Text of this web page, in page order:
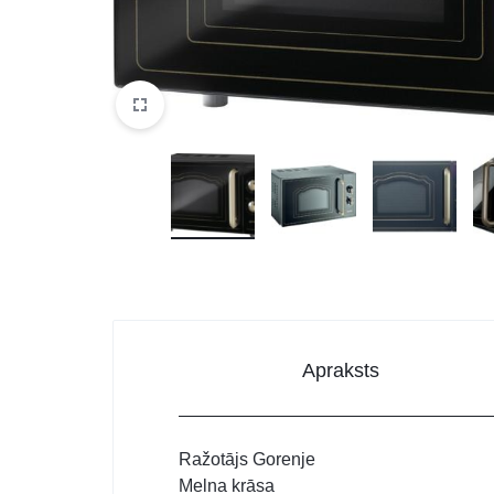
DATORTEHNIKA, PRECES
KLIMATAM
MĀJĀM UN DĀRZAM
SILTUMNĪCAS UN TO PIEDERUMI
Apraksts
Ražotājs Gorenje
Melna krāsa